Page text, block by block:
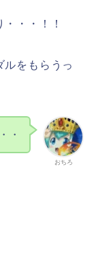
・・！！
ルをもらうっ
おちろ
・